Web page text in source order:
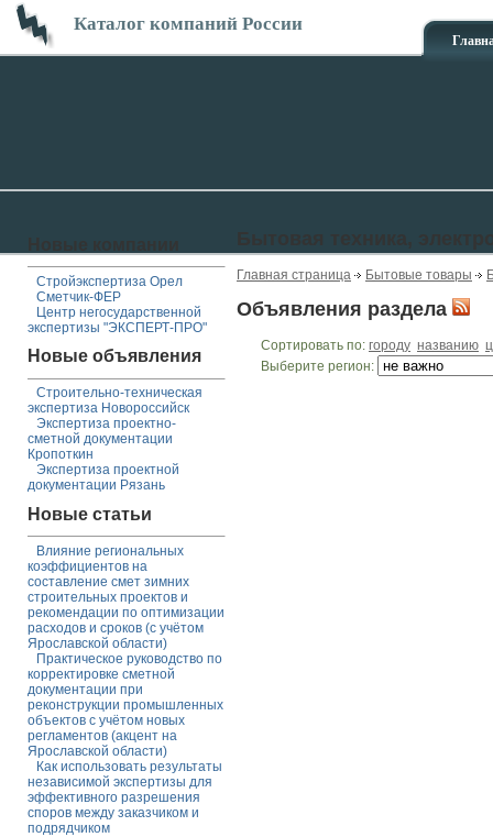
Каталог компаний России
Стройэкспертиза Орел
Сметчик-ФЕР
Центр негосударственной
экспертизы "ЭКСПЕРТ-ПРО"
Новые объявления
Строительно-техническая
экспертиза Новороссийск
Экспертиза проектно-
сметной документации
Кропоткин
Экспертиза проектной
документации Рязань
Новые статьи
Влияние региональных
коэффициентов на
составление смет зимних
строительных проектов и
рекомендации по оптимизации
расходов и сроков (с учётом
Ярославской области)
Практическое руководство по
корректировке сметной
документации при
реконструкции промышленных
объектов с учётом новых
регламентов (акцент на
Ярославской области)
Как использовать результаты
независимой экспертизы для
эффективного разрешения
споров между заказчиком и
подрядчиком
Главная страница Бытовые товары
Объявления раздела
Сортировать по: городу названию
Выберите регион: